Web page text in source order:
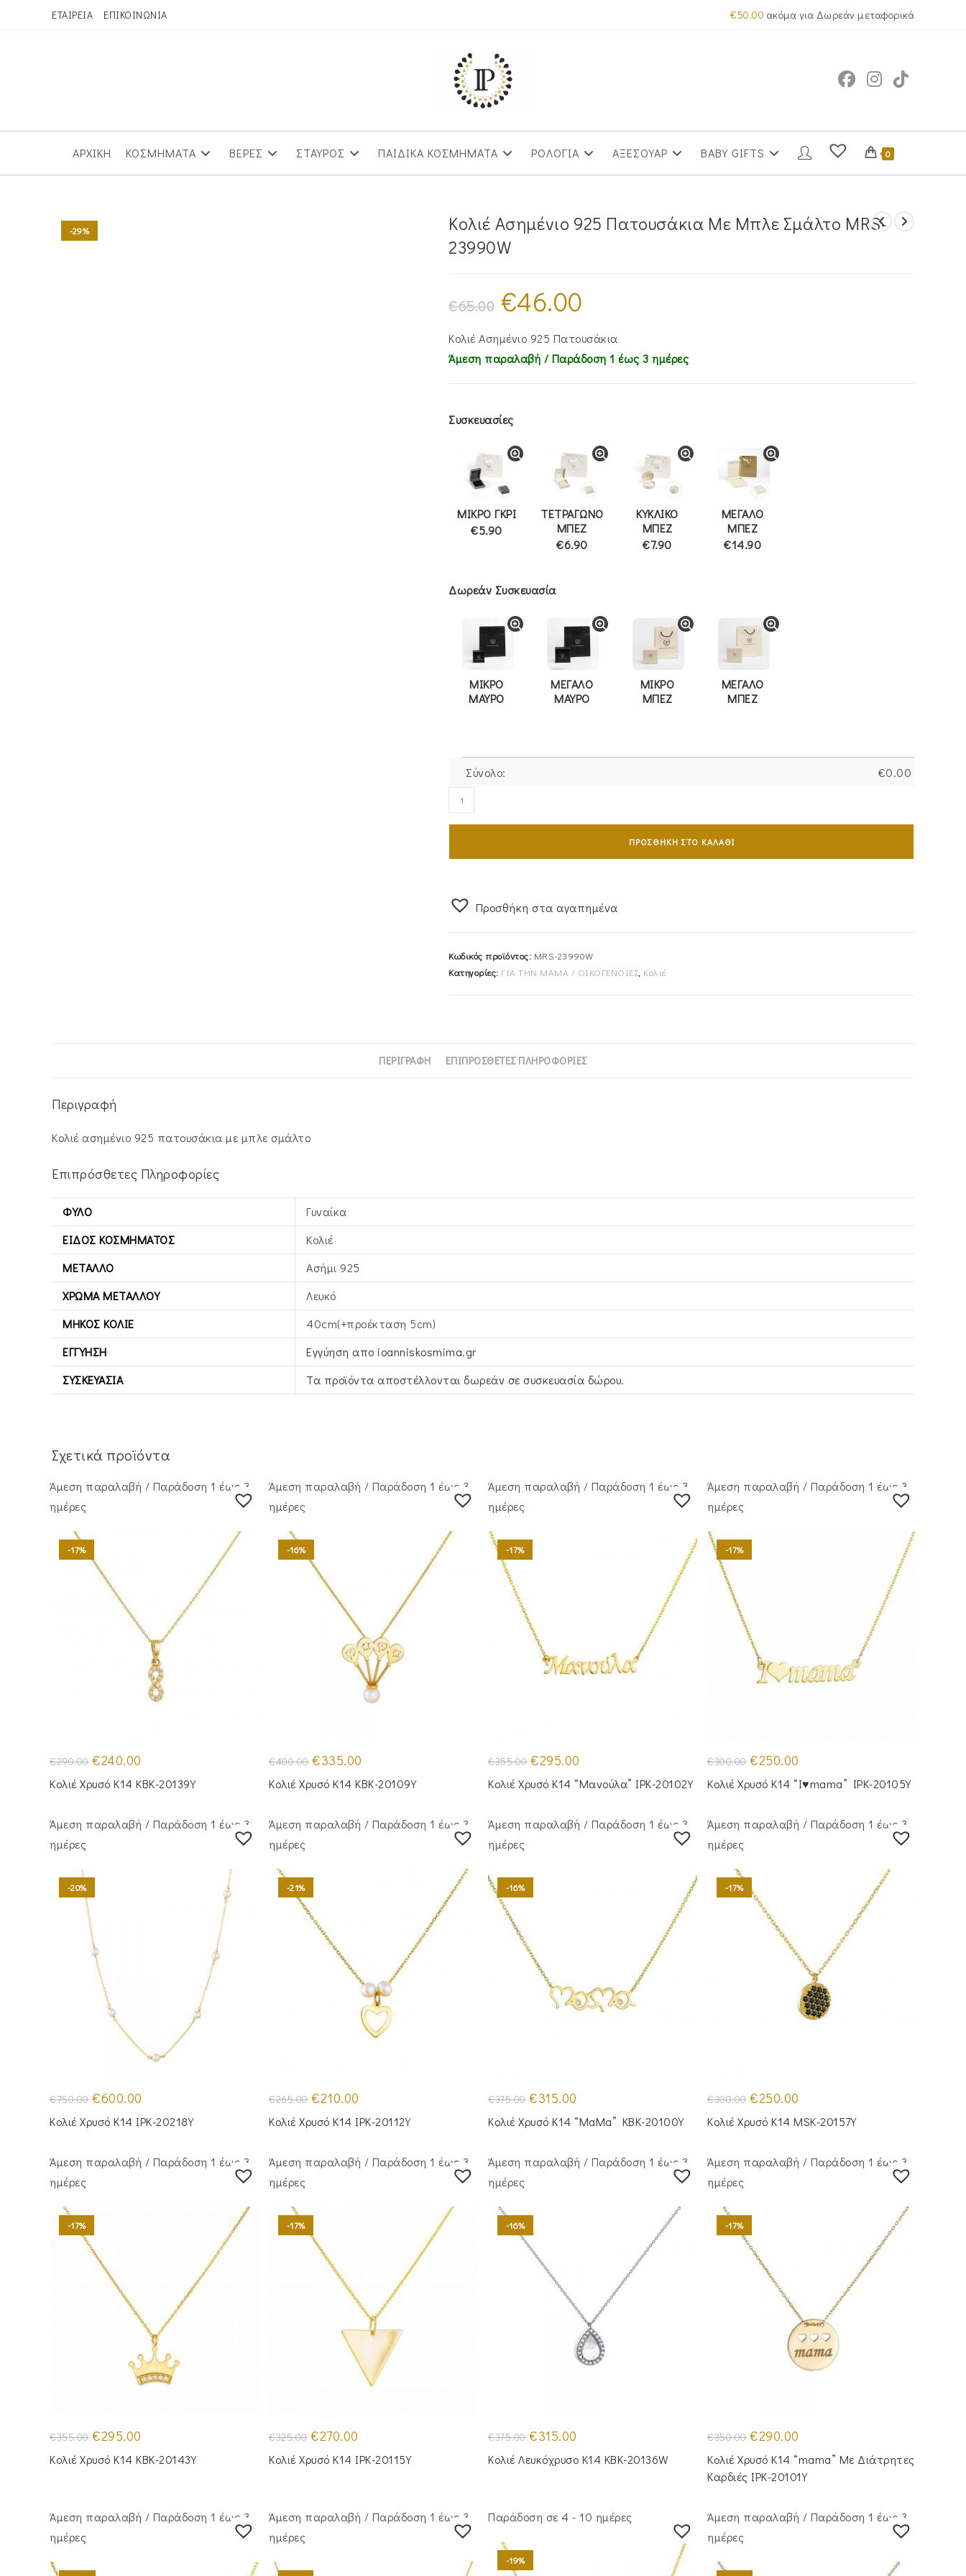
ΕΤΑΙΡΕΙΑ ΕΠΙΚΟΙΝΩΝΙΑ €50.00 ακόμα για Δωρεάν μεταφορικά
ΑΡΧΙΚΗ ΚΟΣΜΗΜΑΤΑ ΒΕΡΕΣ ΣΤΑΥΡΟΣ ΠΑΙΔΙΚΑ ΚΟΣΜΗΜΑΤΑ ΡΟΛΟΓΙΑ ΑΞΕΣΟΥΑΡ BABY GIFTS 0
-29%
Κολιέ Ασημένιο 925 Πατουσάκια Με Μπλε Σμάλτο MRS-
23990W
€65.00
Original
price
was:
€46.00
€46.00.
Κολιέ Ασημένιο 925 Πατουσάκια
Άμεση παραλαβή / Παράδoση 1 έως 3 ημέρες
Συσκευασίες
ΜΙΚΡΟ ΓΚΡΙ
€5.90
ΤΕΤΡΑΓΩΝΟ
ΜΠΕΖ
€6.90
ΚΥΚΛΙΚΟ
ΜΠΕΖ
€7.90
ΜΕΓΑΛΟ
ΜΠΕΖ
€14.90
Δωρεάν Συσκευασία
ΜΙΚΡΟ
ΜΑΥΡΟ
ΜΕΓΑΛΟ
ΜΑΥΡΟ
ΜΙΚΡΟ
ΜΠΕΖ
ΜΕΓΑΛΟ
ΜΠΕΖ
Σύνολο: €0.00
Κολιέ
Ασημένιο
Σμάλτο
ποσότητα
ΠΡΟΣΘΉΚΗ ΣΤΟ ΚΑΛΆΘΙ
Προσθήκη στα αγαπημένα
Κωδικός προϊόντος: MRS-23990W
Κατηγορίες: ΓΙΑ ΤΗΝ ΜΑΜΑ / ΟΙΚΟΓΕΝΟΙΕΣ, Κολιέ
ΠΕΡΙΓΡΑΦΉ ΕΠΙΠΡΌΣΘΕΤΕΣ ΠΛΗΡΟΦΟΡΊΕΣ
Περιγραφή
Κολιέ ασημένιο 925 πατουσάκια με μπλε σμάλτο
Επιπρόσθετες Πληροφορίες
ΦΎΛΟ
Γυναίκα
ΕΊΔΟΣ ΚΟΣΜΉΜΑΤΟΣ
Κολιέ
ΜΈΤΑΛΛΟ
Ασήμι 925
ΧΡΏΜΑ ΜΕΤΆΛΛΟΥ
Λευκό
ΜΉΚΟΣ ΚΟΛΙΈ
40cm(+προέκταση 5cm)
ΕΓΓΎΗΣΗ
Εγγύηση απο ioanniskosmima.gr
ΣΥΣΚΕΥΑΣΊΑ
Τα προϊόντα αποστέλλονται δωρεάν σε συσκευασία δώρου.
Σχετικά προϊόντα
Άμεση παραλαβή / Παράδoση 1 έως 3
ημέρες
-17%
€290.00 Original
price
was:
€290.00.
€240.00
τιμή
είναι:
Κολιέ Χρυσό Κ14 KBK-20139Y
Άμεση παραλαβή / Παράδoση 1 έως 3
ημέρες
-16%
€400.00 Original
price
was:
€400.00.
€335.00
τιμή
είναι:
Κολιέ Χρυσό Κ14 KBK-20109Y
Άμεση παραλαβή / Παράδoση 1 έως 3
ημέρες
-17%
€355.00 Original
price
was:
€355.00.
€295.00
τιμή
είναι:
Κολιέ Χρυσό Κ14 “Μανούλα” IPK-20102Y
Άμεση παραλαβή / Παράδoση 1 έως 3
ημέρες
-17%
€300.00 Original
price
was:
€300.00.
€250.00
τιμή
είναι:
Κολιέ Χρυσό Κ14 “I♥️mama” IPK-20105Y
Άμεση παραλαβή / Παράδoση 1 έως 3
ημέρες
-20%
€750.00 Original
price
was:
€750.00.
€600.00
τιμή
είναι:
Κολιέ Χρυσό Κ14 IPK-20218Y
Άμεση παραλαβή / Παράδoση 1 έως 3
ημέρες
-21%
€265.00 Original
price
was:
€265.00.
€210.00
τιμή
είναι:
Κολιέ Χρυσό Κ14 IPK-20112Y
Άμεση παραλαβή / Παράδoση 1 έως 3
ημέρες
-16%
€375.00 Original
price
was:
€375.00.
€315.00
τιμή
είναι:
Κολιέ Χρυσό Κ14 “MaMa” KBK-20100Y
Άμεση παραλαβή / Παράδoση 1 έως 3
ημέρες
-17%
€300.00 Original
price
was:
€300.00.
€250.00
τιμή
είναι:
Κολιέ Χρυσό Κ14 MSK-20157Y
Άμεση παραλαβή / Παράδoση 1 έως 3
ημέρες
-17%
€355.00 Original
price
was:
€355.00.
€295.00
τιμή
είναι:
Κολιέ Χρυσό Κ14 KBK-20143Y
Άμεση παραλαβή / Παράδoση 1 έως 3
ημέρες
-17%
€325.00 Original
price
was:
€325.00.
€270.00
τιμή
είναι:
Κολιέ Χρυσό Κ14 IPK-20115Y
Άμεση παραλαβή / Παράδoση 1 έως 3
ημέρες
-16%
€375.00 Original
price
was:
€375.00.
€315.00
τιμή
είναι:
Κολιέ Λευκόχρυσο Κ14 KBK-20136W
Άμεση παραλαβή / Παράδoση 1 έως 3
ημέρες
-17%
€350.00 Original
price
was:
€350.00.
€290.00
είναι:
€290.00.
Κολιέ Χρυσό Κ14 “mama” Με Διάτρητες
Καρδιές IPK-20101Y
Άμεση παραλαβή / Παράδoση 1 έως 3
ημέρες
Άμεση παραλαβή / Παράδoση 1 έως 3
ημέρες
Παράδοση σε 4 - 10 ημέρες
-19%
Άμεση παραλαβή / Παράδoση 1 έως 3
ημέρες